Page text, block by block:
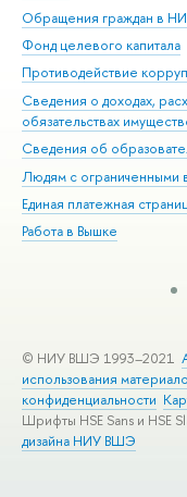
Обращения граждан в
Фонд целевого капитала
Противодействие
Сведения о доходах,
обязательствах
Сведения об
Людям с ограниченными
Единая платежная
Работа в Вышке
© НИУ ВШЭ 1993–2021
использования
конфиденциальности
Шрифты HSE Sans и HSE
дизайна НИУ ВШЭ